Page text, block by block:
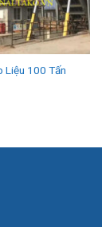
Liệu 100 Tấn